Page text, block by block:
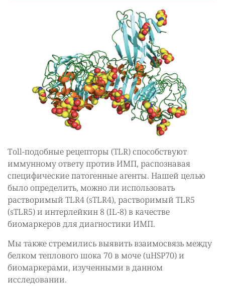
Тoll-подобные рецепторы (TLR) способствуют
иммунному ответу против ИМП, распознавая
специфические патогенные агенты. Нашей целью
было определить, можно ли использовать
растворимый TLR4 (sTLR4), растворимый TLR5
(sTLR5) и интерлейкин 8 (IL-8) в качестве
биомаркеров для диагностики ИМП.
Мы также стремились выявить взаимосвязь между
белком теплового шока 70 в моче (uHSP70) и
биомаркерами, изученными в данном
исследовании.